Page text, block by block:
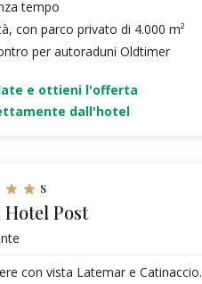
tempo
con parco privato di 4.000 m²
per autoraduni Oldtimer
e ottieni l'offerta
dall'hotel
s
Post
con vista Latemar e Catinaccio.